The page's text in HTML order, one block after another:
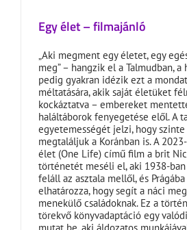
Egy élet – filmajánló
„Aki megment egy életet, egy
meg” – hangzik el a Talmudban, a
pedig gyakran idézik ezt a
méltatására, akik saját életüket
kockáztatva – embereket
haláltáborok fenyegetése elől. A
egyetemességét jelzi, hogy
megtaláljuk a Koránban is. A
élet (One Life) című film a brit
történetét meséli el, aki 1938-
feláll az asztala mellől, és
elhatározza, hogy segít a náci
menekülő családoknak. Ez a
törekvő könyvadaptáció egy